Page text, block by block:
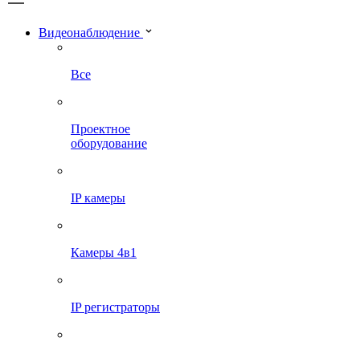
Видеонаблюдение
Все
Проектное
оборудование
IP камеры
Камеры 4в1
IP регистраторы